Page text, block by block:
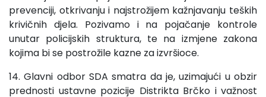
prevenciji, otkrivanju i najstrožijem kažnjavanju teških
krivičnih djela. Pozivamo i na pojačanje kontrole
unutar policijskih struktura, te na izmjene zakona
kojima bi se postrožile kazne za izvršioce.
14. Glavni odbor SDA smatra da je, uzimajući u obzir
prednosti ustavne pozicije Distrikta Brčko i važnost